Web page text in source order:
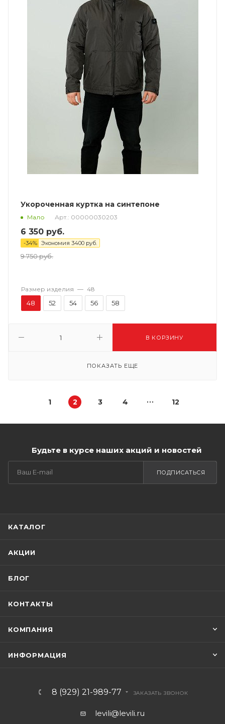
Укороченная куртка на синтепоне
Мало Арт.: 00000030203
6 350 руб.
-34% Экономия 3400 руб.
9 750руб.
В КОРЗИНУ
Размер изделия — 48
48 52 54 56 58
ПОКАЗАТЬ ЕЩЕ
1 2 3 4 12
Будьте в курсе наших акций и новостей
ПОДПИСАТЬСЯ
КАТАЛОГ
АКЦИИ
БЛОГ
КОНТАКТЫ
КОМПАНИЯ
ИНФОРМАЦИЯ
8 (929) 21-989-77 ЗАКАЗАТЬ ЗВОНОК
levili@levili.ru